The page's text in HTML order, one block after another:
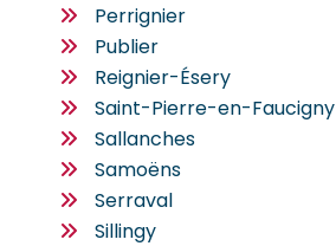
Perrignier
Publier
Reignier-Ésery
Saint-Pierre-en-Faucigny
Sallanches
Samoëns
Serraval
Sillingy